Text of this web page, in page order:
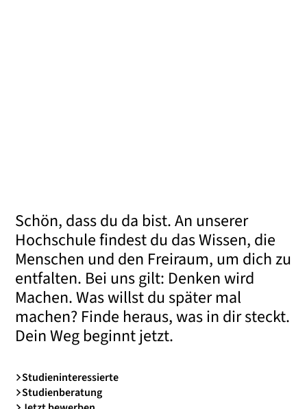
Schön, dass du da bist. An unserer
Hochschule findest du das Wissen, die
Menschen und den Freiraum, um dich zu
entfalten. Bei uns gilt: Denken wird
Machen. Was willst du später mal
machen? Finde heraus, was in dir steckt.
Dein Weg beginnt jetzt.
Studieninteressierte
Studienberatung